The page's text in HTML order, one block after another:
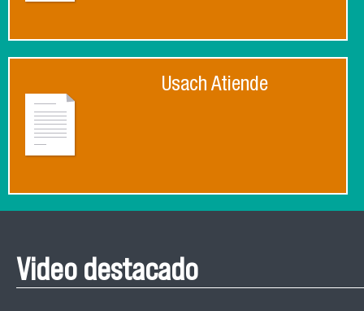
Usach Atiende
Video destacado